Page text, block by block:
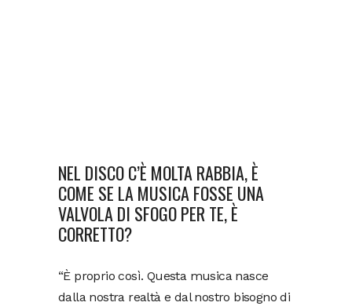
NEL DISCO C’È MOLTA RABBIA, È
COME SE LA MUSICA FOSSE UNA
VALVOLA DI SFOGO PER TE, È
CORRETTO?
“È proprio così. Questa musica nasce
dalla nostra realtà e dal nostro bisogno di